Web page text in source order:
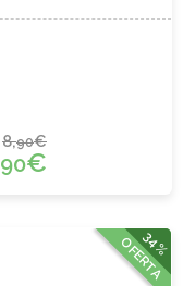
8,90€
90€
34%
OFERTA